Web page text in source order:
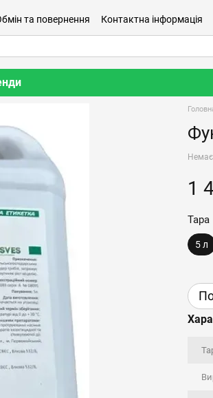
та повернення Контактна інформація
1
Тара
5 л